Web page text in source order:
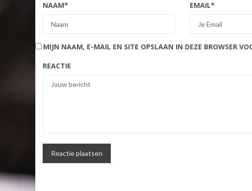
NAAM* EMAIL*
MIJN NAAM, E-MAIL EN SITE OPSLAAN IN DEZE BROWSER
REACTIE